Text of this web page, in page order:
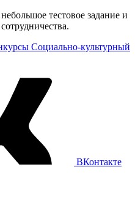
тестовое задание и
Социально-культурный
ВКонтакте